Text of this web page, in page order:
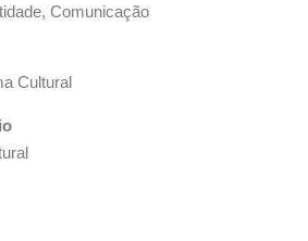
Comunicação
Cultural